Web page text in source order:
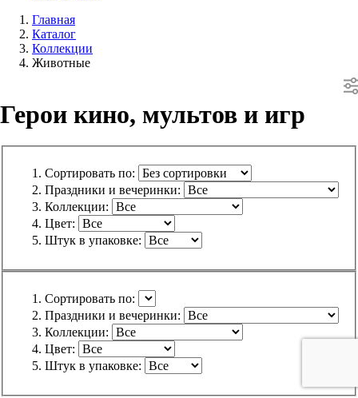
Главная
Каталог
Коллекции
Животные
Герои кино, мультов и игр
Сортировать по:
Праздники и вечеринки:
Коллекции:
Цвет:
Штук в упаковке:
Сортировать по:
Праздники и вечеринки:
Коллекции:
Цвет:
Штук в упаковке: